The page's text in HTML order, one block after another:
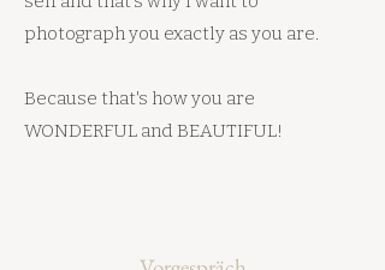
photograph you exactly as you are.
Because that's how you are
WONDERFUL and BEAUTIFUL!